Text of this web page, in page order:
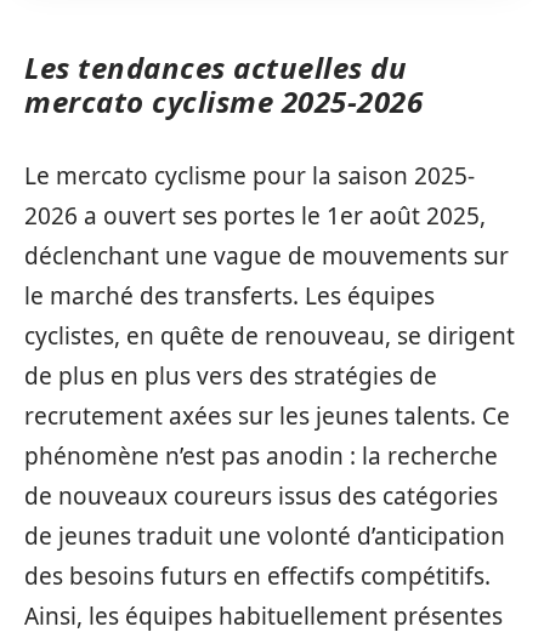
Les tendances actuelles du
mercato cyclisme 2025-2026
Le mercato cyclisme pour la saison 2025-
2026 a ouvert ses portes le 1er août 2025,
déclenchant une vague de mouvements sur
le marché des transferts. Les équipes
cyclistes, en quête de renouveau, se dirigent
de plus en plus vers des stratégies de
recrutement axées sur les jeunes talents. Ce
phénomène n’est pas anodin : la recherche
de nouveaux coureurs issus des catégories
de jeunes traduit une volonté d’anticipation
des besoins futurs en effectifs compétitifs.
Ainsi, les équipes habituellement présentes